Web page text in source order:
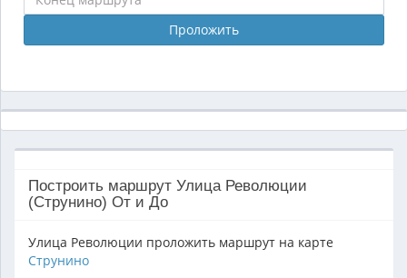
Проложить
Построить маршрут Улица Революции
(Струнино) От и До
Улица Революции проложить маршрут на карте
Струнино